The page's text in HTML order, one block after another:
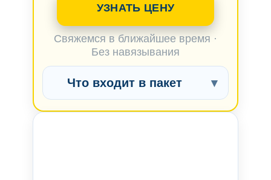
УЗНАТЬ ЦЕНУ
Свяжемся в ближайшее время ·
Без навязывания
Что входит в пакет ▾